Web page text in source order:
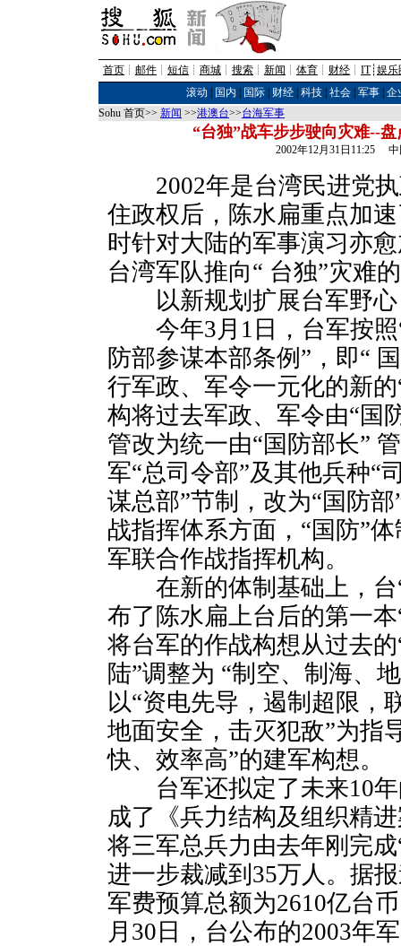
首页 ┊ 邮件 ┊ 短信 ┊ 商城 ┊ 搜索 ┊ 新闻 ┊ 体育 ┊ 财经 ┊ IT┊ 娱乐
滚动
国内 国际| 财经| 科技| 社会| 军事| 企
Sohu 首页>> 新闻 >>港澳台>>台海军事
“台独”战车步步驶向灾难--
2002年12月31日11:25 中
2002年是台湾民进党执
住政权后，陈水扁重点加
时针对大陆的军事演习亦
台湾军队推向“ 台独”灾难
以新规划扩展台军野心
今年3月1日，台军按照
防部参谋本部条例”，即“
行军政、军令一元化的新
构将过去军政、军令由“国
管改为统一由“国防部长”
军“总司令部”及其他兵种“
谋总部”节制，改为“国防
战指挥体系方面，“国防”
军联合作战指挥机构。
在新的体制基础上，台“
布了陈水扁上台后的第一
将台军的作战构想从过去
陆”调整为 “制空、制海、
以“资电先导，遏制超限，
地面安全，击灭犯敌”为指
快、效率高”的建军构想。
台军还拟定了未来10年
成了《兵力结构及组织精
将三军总兵力由去年刚完
进一步裁减到35万人。据
军费预算总额为2610亿台
月30日，台公布的2003年